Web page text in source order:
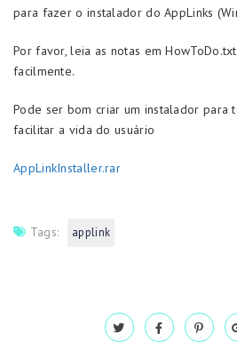
para fazer o instalador do AppLinks
Por favor, leia as notas em
facilmente.
Pode ser bom criar um instalador para
facilitar a vida do usuário
AppLinkInstaller.rar
Tags: applink